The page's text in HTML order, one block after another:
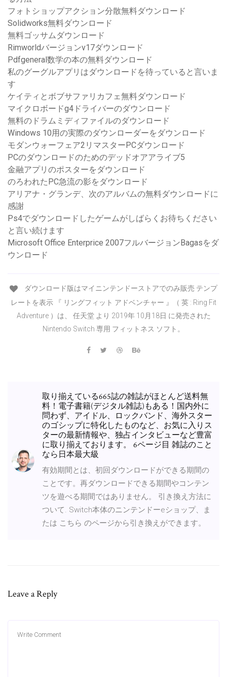
フォトショップアクション分散無料ダウンロード
Solidworks無料ダウンロード
無料ゴッサムダウンロード
Rimworldバージョンv17ダウンロード
Pdfgeneral数学の本の無料ダウンロード
私のグーグルアプリはダウンロードを待っていると言いま
す
ケイティとボブサファリカフェ無料ダウンロード
マイクロボードg4ドライバーのダウンロード
無料のドラムミディファイルのダウンロード
Windows 10用の実際のダウンローダーをダウンロード
モダンウォーフェア2リマスターPCダウンロード
PCのダウンロードのためのデッドオアアライブ5
金融アプリのポスターをダウンロード
のろわれたPC急流の影をダウンロード
アリアナ・グランデ、次のアルバムの無料ダウンロードに
感謝
Ps4でダウンロードしたゲームがしばらくお待ちください
と言い続けます
Microsoft Office Enterprice 2007フルバージョンBagasをダ
ウンロード
ダウンロード版はマイニンテンドーストアでのみ販売 テンプ
レートを表示 『 リングフィット アドベンチャー 』（ 英 : Ring Fit
Adventure ）は、 任天堂 より 2019年 10月18日 に発売された
Nintendo Switch 専用 フィットネス ソフト。
取り揃えている665誌の雑誌がほとんど送料無
料！電子書籍(デジタル雑誌)もある！国内外に
問わず、アイドル、ロックバンド、海外スター
のゴシップに特化したものなど、お気に入りス
ターの最新情報や、独占インタビューなど豊富
に取り揃えております。 6ページ目 雑誌のこと
なら日本最大級
有効期間とは、初回ダウンロードができる期間の
ことです。再ダウンロードできる期間やコンテン
ツを遊べる期間ではありません。 引き換え方法に
ついて. Switch本体のニンテンドーeショップ、ま
たは こちら のページから引き換えができます。
Leave a Reply